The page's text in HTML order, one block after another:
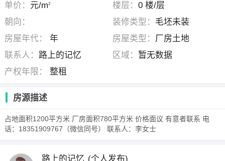
单价： 元/m2 楼层： 0 楼/层
朝向：
装修类型： 毛坯未装
房屋年代：
年 房屋类型： 厂房土地
联系人：路上的记忆 区域： 暂无数据
产权年限：
整租
房源描述
占地面积1200平方米 厂房面积780平方米 价格面议 有意者联系 电
话：18351909767（微信同号） 联系人：李女士
路上的记忆 (个人发布)